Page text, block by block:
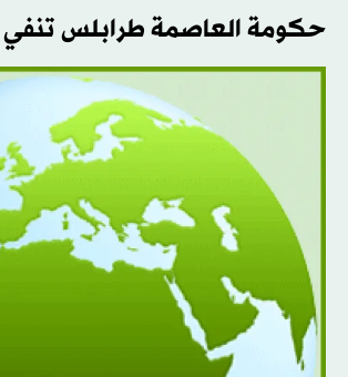
حكومة العاصمة طرابلس تنفي